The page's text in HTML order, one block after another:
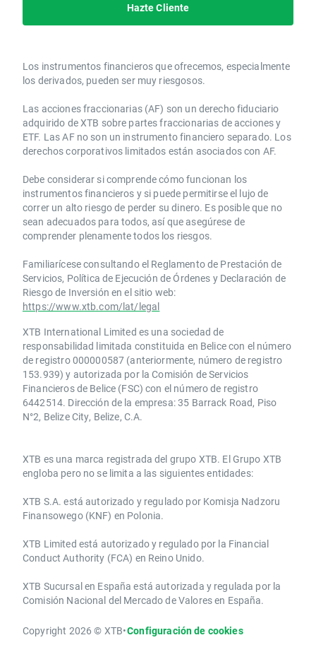
Hazte Cliente
Los instrumentos financieros que ofrecemos, especialmente
los derivados, pueden ser muy riesgosos.
Las acciones fraccionarias (AF) son un derecho fiduciario
adquirido de XTB sobre partes fraccionarias de acciones y
ETF. Las AF no son un instrumento financiero separado. Los
derechos corporativos limitados están asociados con AF.
Debe considerar si comprende cómo funcionan los
instrumentos financieros y si puede permitirse el lujo de
correr un alto riesgo de perder su dinero. Es posible que no
sean adecuados para todos, así que asegúrese de
comprender plenamente todos los riesgos.
Familiarícese consultando el Reglamento de Prestación de
Servicios, Política de Ejecución de Órdenes y Declaración de
Riesgo de Inversión en el sitio web:
https://www.xtb.com/lat/legal
XTB International Limited es una sociedad de
responsabilidad limitada constituida en Belice con el número
de registro 000000587 (anteriormente, número de registro
153.939) y autorizada por la Comisión de Servicios
Financieros de Belice (FSC) con el número de registro
6442514. Dirección de la empresa: 35 Barrack Road, Piso
N°2, Belize City, Belize, C.A.
​​XTB es una marca registrada del grupo XTB. El Grupo XTB
engloba pero no se limita a las siguientes entidades:
XTB S.A.​ está autorizado y regulado por Komisja Nadzoru
Finansowego (KNF) ​en Polonia.
XTB Limited ​está autorizado y regulado por la ​Financial
Conduct Authority ​(FCA) en ​​Reino Unido.
XTB Sucursal en España está autorizada y regulada por la
Comisión Nacional del Mercado de Valores en España.
Copyright 2026 © XTB•Configuración de cookies